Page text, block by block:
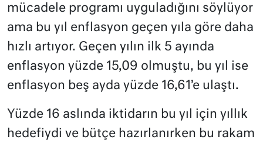
mücadele programı uyguladığını söylüyor
ama bu yıl enflasyon geçen yıla göre daha
hızlı artıyor. Geçen yılın ilk 5 ayında
enflasyon yüzde 15,09 olmuştu, bu yıl ise
enflasyon beş ayda yüzde 16,61’e ulaştı.
Yüzde 16 aslında iktidarın bu yıl için yıllık
hedefiydi ve bütçe hazırlanırken bu rakam